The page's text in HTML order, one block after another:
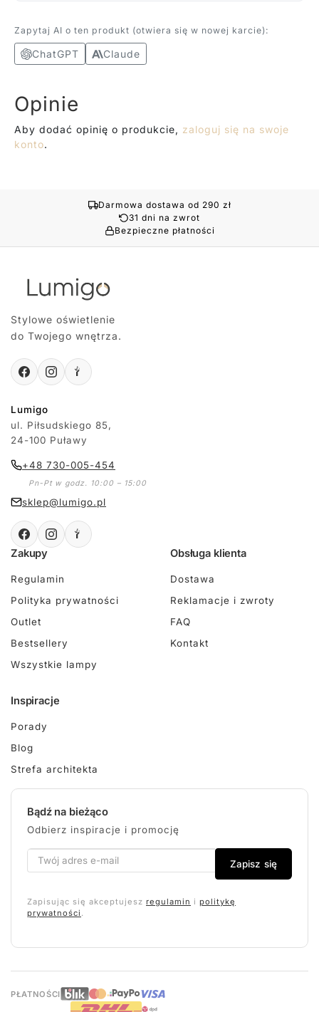
Zapytaj AI o ten produkt (otwiera się w nowej karcie):
ChatGPT Claude
Opinie
Aby dodać opinię o produkcie, zaloguj się na swoje
konto.
Darmowa dostawa od 290 zł
31 dni na zwrot
Bezpieczne płatności
Stylowe oświetlenie
do Twojego wnętrza.
Lumigo
ul. Piłsudskiego 85,
24-100 Puławy
+48 730-005-454
Pn-Pt w godz. 10:00 – 15:00
sklep@lumigo.pl
Zakupy
Regulamin
Polityka prywatności
Outlet
Bestsellery
Wszystkie lampy
Obsługa klienta
Dostawa
Reklamacje i zwroty
FAQ
Kontakt
Inspiracje
Porady
Blog
Strefa architekta
Bądź na bieżąco
Odbierz inspiracje i promocję
Zapisz się
Zapisując się akceptujesz regulamin i politykę
prywatności .
PŁATNOŚCI